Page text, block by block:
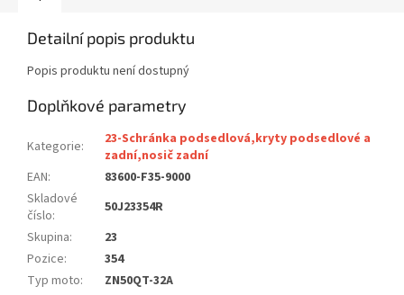
Detailní popis produktu
Popis produktu není dostupný
Doplňkové parametry
Kategorie:
23-Schránka podsedlová,kryty podsedlové a
zadní,nosič zadní
EAN:
83600-F35-9000
Skladové
číslo:
50J23354R
Skupina:
23
Pozice:
354
Typ moto:
ZN50QT-32A